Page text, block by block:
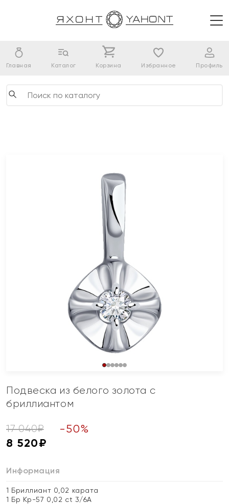
Главная Каталог Корзина Избранное Профиль
Подвеска из белого золота с
бриллиантом
17 040₽ -50%
8 520₽
Информация
1 Бриллиант 0,02 карата
1 Бр Кр-57 0,02 ct 3/6А